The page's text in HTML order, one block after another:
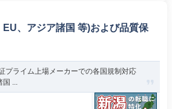
、アジア諸国 等)および品質保
プライム上場メーカーでの各国規制対応
国 ...